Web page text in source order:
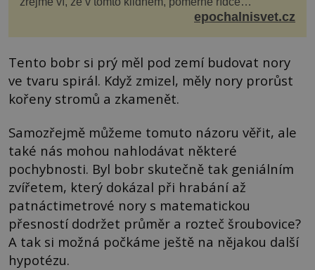
navštěvovaném koutu vesnické Šumavy se nachází
epochalnisvet.cz
Tento bobr si prý měl pod zemí budovat nory
ve tvaru spirál. Když zmizel, měly nory prorůst
kořeny stromů a zkamenět.
Samozřejmě můžeme tomuto názoru věřit, ale
také nás mohou nahlodávat některé
pochybnosti. Byl bobr skutečně tak geniálním
zvířetem, který dokázal při hrabání až
patnáctimetrové nory s matematickou
přesností dodržet průměr a rozteč šroubovice?
A tak si možná počkáme ještě na nějakou další
hypotézu.